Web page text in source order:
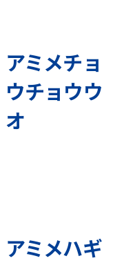
アミメチョ
ウチョウウ
オ
アミメハギ